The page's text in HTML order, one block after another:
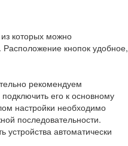
которых можно
кнопок удобное,
рекомендуем
его к основному
настройки необходимо
последовательности.
автоматически